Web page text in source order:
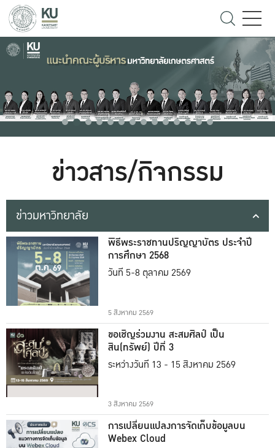
ข่าวสาร/กิจกรรม
ข่าวมหาวิทยาลัย
พิธีพระราชทานปริญญาบัตร ประจำปี
การศึกษา 2568
วันที่ 5-8 ตุลาคม 2569
5 สิงหาคม 2569
ขอเชิญร่วมงาน สะสมศิลป์ เป็น
สิน(ทรัพย์) ปีที่ 3
ระหว่างวันที่ 13 - 15 สิงหาคม 2569
3 สิงหาคม 2569
การเปลี่ยนแปลงการจัดเก็บข้อมูลบน
Webex Cloud